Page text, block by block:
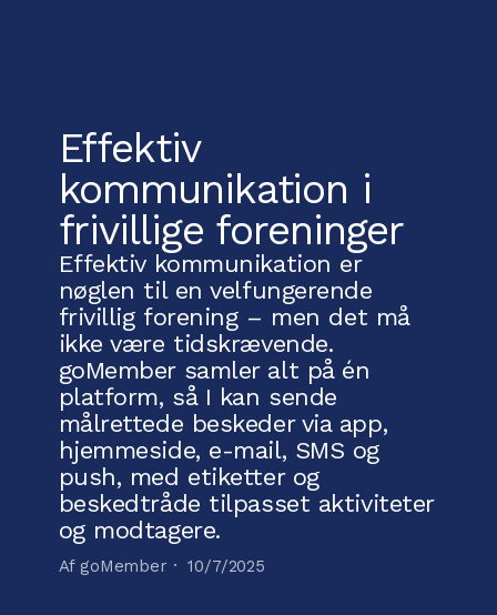
Effektiv
kommunikation i
frivillige foreninger
Effektiv kommunikation er
nøglen til en velfungerende
frivillig forening – men det må
ikke være tidskrævende.
goMember samler alt på én
platform, så I kan sende
målrettede beskeder via app,
hjemmeside, e-mail, SMS og
push, med etiketter og
beskedtråde tilpasset aktiviteter
og modtagere.
Af goMember ·10/7/2025